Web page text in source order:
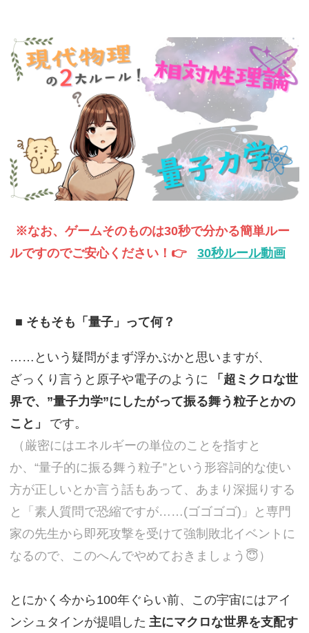
※なお、ゲームそのものは30秒で分かる簡単ルー
ルですのでご安心ください！👉
30秒ルール動画
■ そもそも「量子」って何？
……という疑問がまず浮かぶかと思いますが、
ざっくり言うと原子や電子のように
「超ミクロな世
界で、”量子力学”にしたがって振る舞う粒子とかの
こと」
です。
（厳密にはエネルギーの単位のことを指すと
か、“量子的に振る舞う粒子”という形容詞的な使い
方が正しいとか言う話もあって、あまり深掘りする
と「素人質問で恐縮ですが……(ゴゴゴゴ)」と専門
家の先生から即死攻撃を受けて強制敗北イベントに
なるので、このへんでやめておきましょう😇）
とにかく今から100年ぐらい前、この宇宙にはアイ
ンシュタインが提唱した 主にマクロな世界を支配す